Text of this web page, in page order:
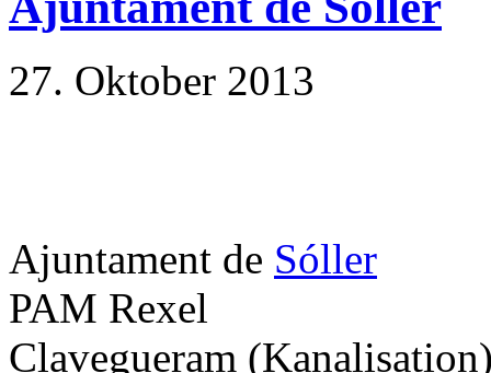
27. Oktober 2013
Ajuntament de Sóller
PAM Rexel
Clavegueram